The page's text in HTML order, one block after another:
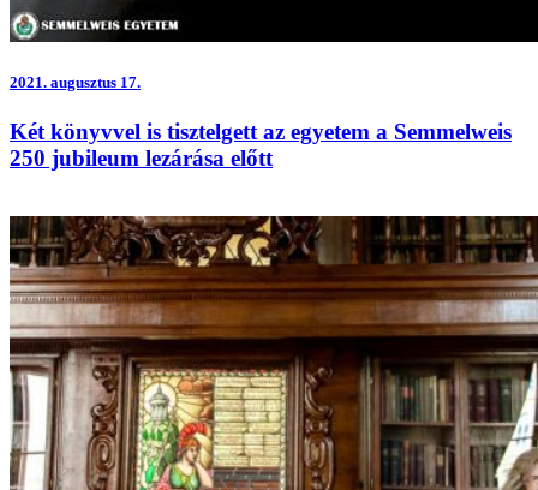
2021. augusztus 17.
Két könyvvel is tisztelgett az egyetem a Semmelweis
250 jubileum lezárása előtt